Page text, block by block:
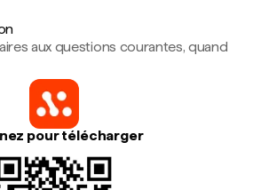
aux questions courantes, quand
pour télécharger